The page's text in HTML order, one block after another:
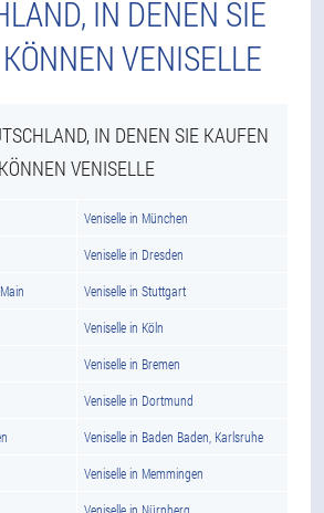
IN DENEN SIE
VENISELLE
IN DENEN SIE KAUFEN
KÖNNEN VENISELLE
Veniselle in München
Veniselle in Dresden
Veniselle in Stuttgart
Veniselle in Köln
Veniselle in Bremen
Veniselle in Dortmund
Veniselle in Baden Baden, Karlsruhe
Veniselle in Memmingen